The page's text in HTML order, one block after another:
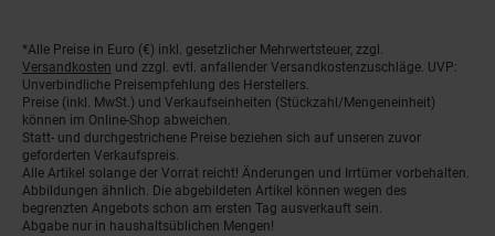
Fußnoten
*Alle Preise in Euro (€) inkl. gesetzlicher Mehrwertsteuer, zzgl.
Versandkosten und zzgl. evtl. anfallender Versandkostenzuschläge. UVP:
Unverbindliche Preisempfehlung des Herstellers.
Preise (inkl. MwSt.) und Verkaufseinheiten (Stückzahl/Mengeneinheit)
können im Online-Shop abweichen.
Statt- und durchgestrichene Preise beziehen sich auf unseren zuvor
geforderten Verkaufspreis.
Alle Artikel solange der Vorrat reicht! Änderungen und Irrtümer vorbehalten.
Abbildungen ähnlich. Die abgebildeten Artikel können wegen des
begrenzten Angebots schon am ersten Tag ausverkauft sein.
Abgabe nur in haushaltsüblichen Mengen!